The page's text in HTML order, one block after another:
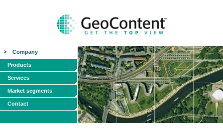
Company
Products
Services
Market segments
Contact